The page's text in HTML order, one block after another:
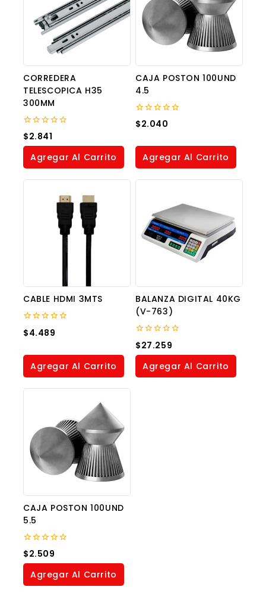
CORREDERA
TELESCOPICA H35
300MM
0
out
of
$2.841
Agregar Al Carrito
CAJA POSTON 100UND
4.5
0
out
5
$2.040
Agregar Al Carrito
CABLE HDMI 3MTS
0
out
5
$4.489
Agregar Al Carrito
BALANZA DIGITAL 40KG
(V-763)
0
out
of
$27.259
Agregar Al Carrito
CAJA POSTON 100UND
5.5
0
out
of
$2.509
Agregar Al Carrito